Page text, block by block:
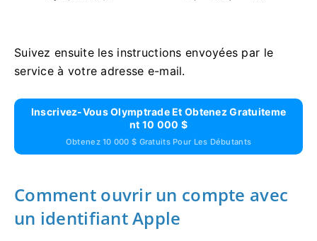
Suivez ensuite les instructions envoyées par le
service à votre adresse e-mail.
Inscrivez-Vous Olymptrade Et Obtenez Gratuiteme
Nt 10 000 $
Obtenez 10 000 $ Gratuits Pour Les Débutants
Comment ouvrir un compte avec
un identifiant Apple